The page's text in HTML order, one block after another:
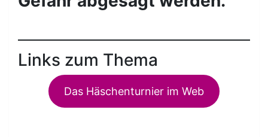
Links zum Thema
Das Häschenturnier im Web